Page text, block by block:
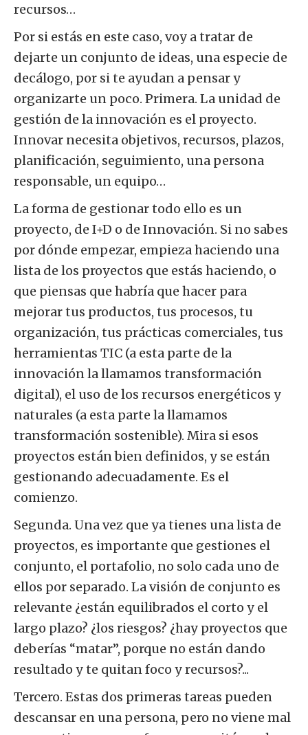
recursos…
Por si estás en este caso, voy a tratar de
dejarte un conjunto de ideas, una especie de
decálogo, por si te ayudan a pensar y
organizarte un poco. Primera. La unidad de
gestión de la innovación es el proyecto.
Innovar necesita objetivos, recursos, plazos,
planificación, seguimiento, una persona
responsable, un equipo…
La forma de gestionar todo ello es un
proyecto, de I+D o de Innovación. Si no sabes
por dónde empezar, empieza haciendo una
lista de los proyectos que estás haciendo, o
que piensas que habría que hacer para
mejorar tus productos, tus procesos, tu
organización, tus prácticas comerciales, tus
herramientas TIC (a esta parte de la
innovación la llamamos transformación
digital), el uso de los recursos energéticos y
naturales (a esta parte la llamamos
transformación sostenible). Mira si esos
proyectos están bien definidos, y se están
gestionando adecuadamente. Es el
comienzo.
Segunda. Una vez que ya tienes una lista de
proyectos, es importante que gestiones el
conjunto, el portafolio, no solo cada uno de
ellos por separado. La visión de conjunto es
relevante ¿están equilibrados el corto y el
largo plazo? ¿los riesgos? ¿hay proyectos que
deberías “matar”, porque no están dando
resultado y te quitan foco y recursos?...
Tercero. Estas dos primeras tareas pueden
descansar en una persona, pero no viene mal